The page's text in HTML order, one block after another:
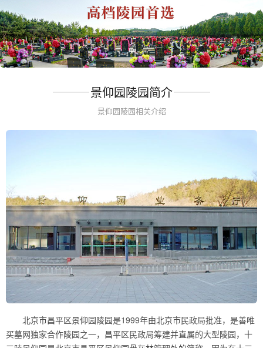
景仰园陵园简介
景仰园陵园相关介绍
北京市昌平区景仰园陵园是1999年由北京市民政局批准，是善唯
买墓网独家合作陵园之一，昌平区民政局筹建并直属的大型陵园，十